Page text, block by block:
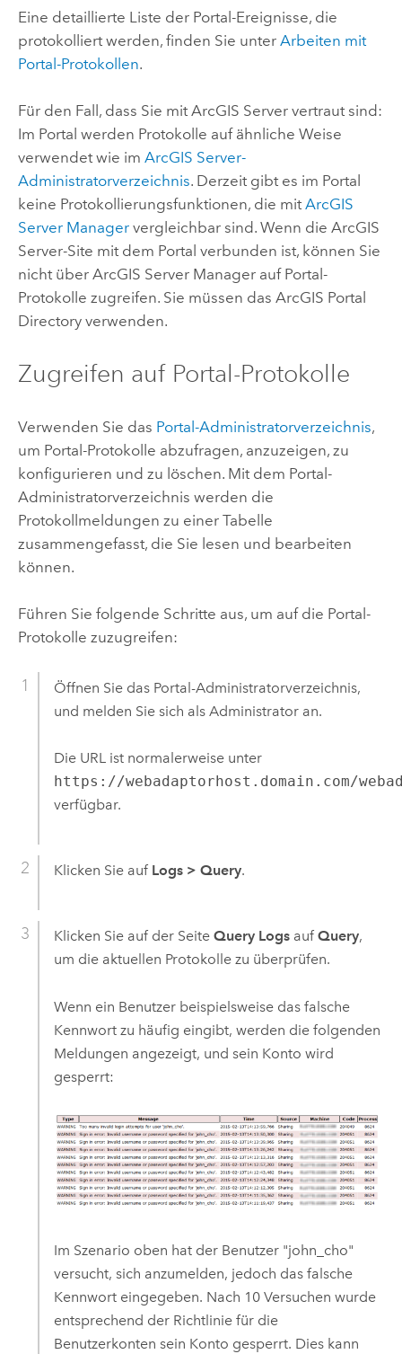
Eine detaillierte Liste der Portal-Ereignisse, die
protokolliert werden, finden Sie unter Arbeiten mit
Portal-Protokollen.
Für den Fall, dass Sie mit ArcGIS Serververtraut sind:
Im Portal werden Protokolle auf ähnliche Weise
verwendet wie im ArcGIS Server-
Administratorverzeichnis. Derzeit gibt es im Portal
keine Protokollierungsfunktionen, die mit ArcGIS
Server Managervergleichbar sind. Wenn die ArcGIS
Server-Site mit dem Portal verbunden ist, können Sie
nicht über ArcGIS Server Managerauf Portal-
Protokolle zugreifen. Sie müssen das ArcGIS Portal
Directoryverwenden.
Zugreifen auf Portal-Protokolle
Verwenden Sie das Portal-Administratorverzeichnis,
um Portal-Protokolle abzufragen, anzuzeigen, zu
konfigurieren und zu löschen. Mit dem Portal-
Administratorverzeichnis werden die
Protokollmeldungen zu einer Tabelle
zusammengefasst, die Sie lesen und bearbeiten
können.
Führen Sie folgende Schritte aus, um auf die Portal-
Protokolle zuzugreifen:
Öffnen Sie das Portal-Administratorverzeichnis,
und melden Sie sich als Administrator an.
Die URL ist normalerweise unter
https://webadaptorhost.domain.com/
verfügbar.
Klicken Sie auf Logs > Query.
Klicken Sie auf der Seite Query Logsauf Query,
um die aktuellen Protokolle zu überprüfen.
Wenn ein Benutzer beispielsweise das falsche
Kennwort zu häufig eingibt, werden die folgenden
Meldungen angezeigt, und sein Konto wird
gesperrt:
Im Szenario oben hat der Benutzer "john_cho"
versucht, sich anzumelden, jedoch das falsche
Kennwort eingegeben. Nach 10 Versuchen wurde
entsprechend der Richtlinie für die
Benutzerkonten sein Konto gesperrt. Dies kann